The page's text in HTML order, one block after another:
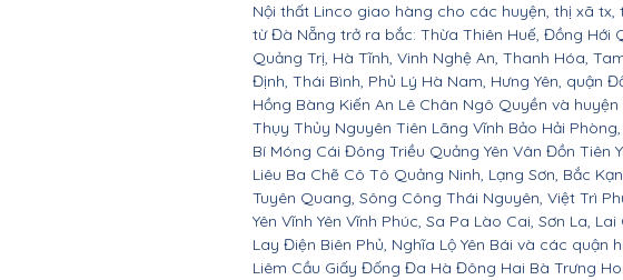
Nội thất Linco giao hàng cho các huyện, thị xã
từ Đà Nẵng trở ra bắc: Thừa Thiên Huế, Đồng Hới
Quảng Trị, Hà Tĩnh, Vinh Nghệ An, Thanh Hóa,
Định, Thái Bình, Phủ Lý Hà Nam, Hưng Yên, quận
Hồng Bàng Kiến An Lê Chân Ngô Quyền và
Thụy Thủy Nguyên Tiên Lãng Vĩnh Bảo Hải
Bí Móng Cái Đông Triều Quảng Yên Vân Đồn Tiên
Liêu Ba Chẽ Cô Tô Quảng Ninh, Lạng Sơn, Bắc
Tuyên Quang, Sông Công Thái Nguyên, Việt Trì
Yên Vĩnh Yên Vĩnh Phúc, Sa Pa Lào Cai, Sơn La,
Lay Điện Biên Phủ, Nghĩa Lộ Yên Bái và các quận
Liêm Cầu Giấy Đống Đa Hà Đông Hai Bà Trưng